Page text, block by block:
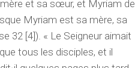
et sa sœur, et Myriam de
Myriam est sa mère, sa
32 [4]). « Le Seigneur aimait
tous les disciples, et il